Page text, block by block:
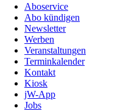
Aboservice
Abo kündigen
Newsletter
Werben
Veranstaltungen
Terminkalender
Kontakt
Kiosk
jW-App
Jobs